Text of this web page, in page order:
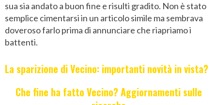
sua sia andato a buon fine e risulti gradito. Non è stato
semplice cimentarsi in un articolo simile ma sembrava
doveroso farlo prima di annunciare che riapriamo i
battenti.
La sparizione di Vecino: importanti novità in vista?
Che fine ha fatto Vecino? Aggiornamenti sulle